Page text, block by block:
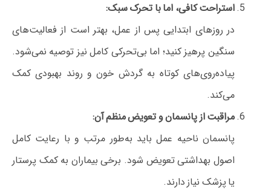
استراحت کافی، اما با تحرک سبک:
در روزهای ابتدایی پس از عمل، بهتر است از فعالیت‌های
سنگین پرهیز کنید؛ اما بی‌تحرکی کامل نیز توصیه نمی‌شود.
پیاده‌روی‌های کوتاه به گردش خون و روند بهبودی کمک
می‌کند.
مراقبت از پانسمان و تعویض منظم آن:
پانسمان ناحیه عمل باید به‌طور مرتب و با رعایت کامل
اصول بهداشتی تعویض شود. برخی بیماران به کمک پرستار
یا پزشک نیاز دارند.